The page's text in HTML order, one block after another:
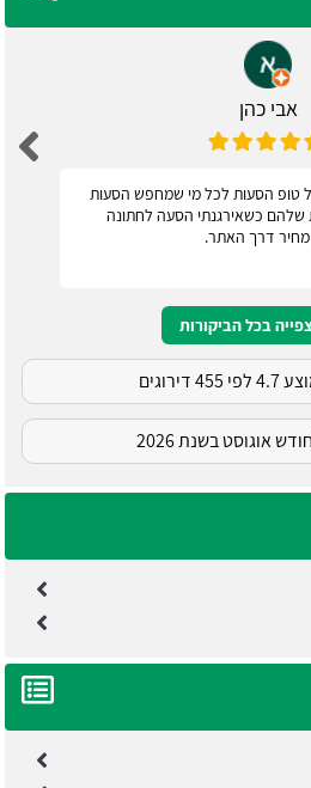
אבי כהן
טופ הסעות לכל מי שמחפש הסעות
שלהם כשאירגנתי הסעה לחתונה
מחיר דרך האתר.
בכל הביקורות
דירוגים
אוגוסט בשנת 2026